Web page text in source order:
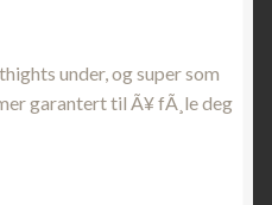
under, og super som
garantert til Ã¥ fÃ¸le deg